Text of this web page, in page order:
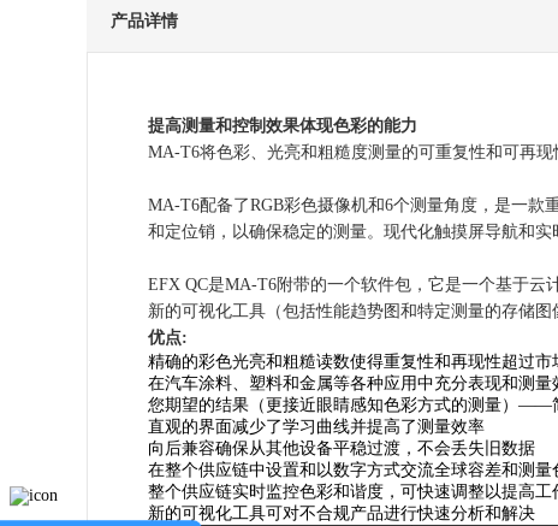
产品详情
提高测量和控制效果体现色彩的能力
MA-T6将色彩、光亮和粗糙度测量的可重复性和可再
MA-T6配备了RGB彩色摄像机和6个测量角度，是一
和定位销，以确保稳定的测量。现代化触摸屏导航和
EFX QC是MA-T6附带的一个软件包，它是一个基于
新的可视化工具（包括性能趋势图和特定测量的存储
优点:
精确的彩色光亮和粗糙读数使得重复性和再现性超过
在汽车涂料、塑料和金属等各种应用中充分表现和测
您期望的结果（更接近眼睛感知色彩方式的测量）——
直观的界面减少了学习曲线并提高了测量效率
向后兼容确保从其他设备平稳过渡，不会丢失旧数据
在整个供应链中设置和以数字方式交流全球容差和测
整个供应链实时监控色彩和谐度，可快速调整以提高工
新的可视化工具可对不合规产品进行快速分析和解决